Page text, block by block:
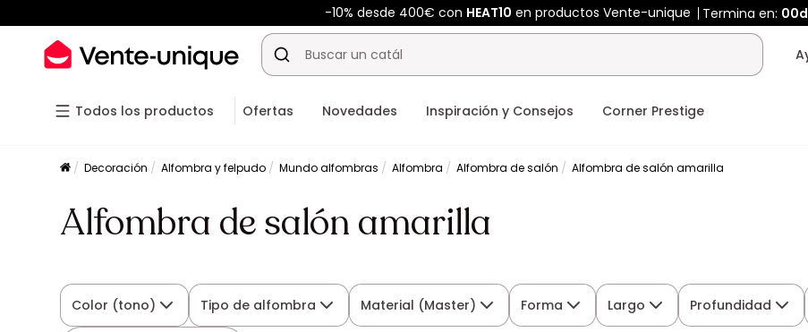
-10% desde 400€ conHEAT10 en productos Vente-unique Termina en:00d
Todos los productos Ofertas Novedades Inspiración y Consejos Corner Prestige
Decoración Alfombra y felpudo Mundo alfombras Alfombra Alfombra de salón Alfombra de salón amarilla
Alfombra de salón amarilla
Color (tono) Tipo de alfombra Material (Master) Forma Largo Profundidad